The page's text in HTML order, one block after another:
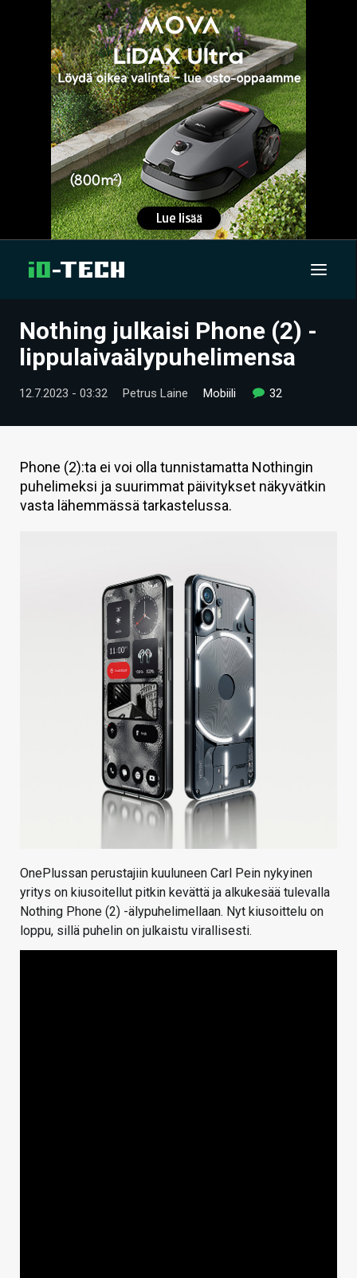
UUTISET
TIETOA
HINTA.FI
Nothing julkaisi Phone (2) -
lippulaivaälypuhelimensa
12.7.2023 - 03:32 Petrus Laine Mobiili 32
Phone (2):ta ei voi olla tunnistamatta Nothingin
puhelimeksi ja suurimmat päivitykset näkyvätkin
vasta lähemmässä tarkastelussa.
OnePlussan perustajiin kuuluneen Carl Pein nykyinen
yritys on kiusoitellut pitkin kevättä ja alkukesää tulevalla
Nothing Phone (2) -älypuhelimellaan. Nyt kiusoittelu on
loppu, sillä puhelin on julkaistu virallisesti.